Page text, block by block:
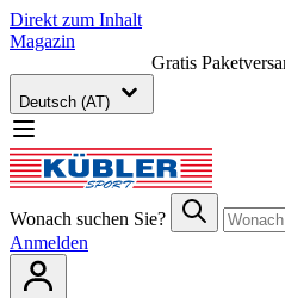
Direkt zum Inhalt
Magazin
Gratis
Deutsch (AT)
Wonach suchen Sie?
Anmelden